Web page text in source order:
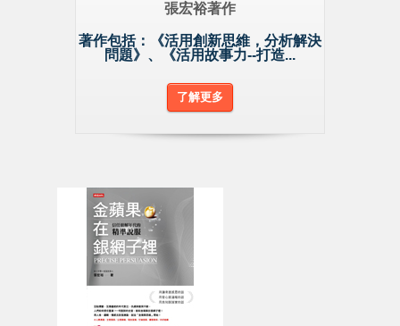
張宏裕著作
著作包括：《活用創新思維，分析解決
問題》、《活用故事力--打造...
了解更多